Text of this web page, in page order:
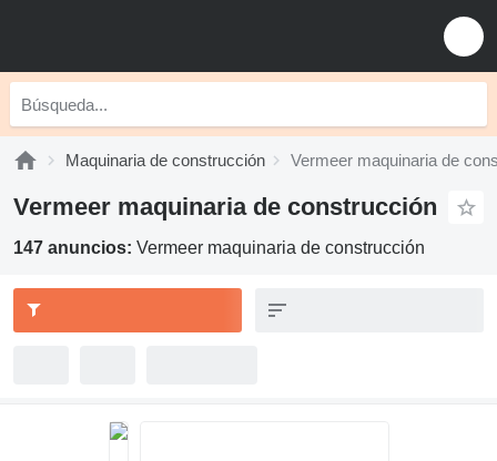
Maquinaria de construcción Vermeer maquinaria de
Vermeer maquinaria de construcción
147 anuncios: Vermeer maquinaria de construcción